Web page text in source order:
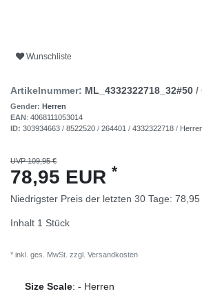
Wunschliste
Artikelnummer: ML_4332322718_32#50 /
Gender: Herren
EAN: 4068111053014
ID: 303934663 / 8522520 / 264401 / 4332322718 /
UVP 109,95 €
78,95 EUR *
Niedrigster Preis der letzten 30 Tage: 78,95
Inhalt 1 Stück
* inkl. ges. MwSt. zzgl. Versandkosten
Size Scale: - Herren